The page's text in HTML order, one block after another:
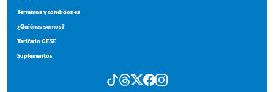
Portada del impreso del 7 de agosto de 2026